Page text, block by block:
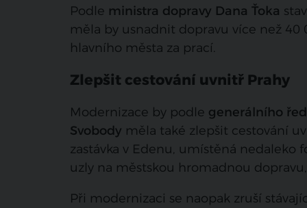
Podle ministra dopravy Dana Ťoka
měla by usnadnit dopravu více než
hlavního města za prací.
Zlepšit cestování uvnitř Prahy
Modernizace by podle generálního
Svobody měla také zlepšit cestování
zastávka v Edenu, umístěná
uzly na městskou hromadnou dopravu,“
Při modernizaci se naopak zruší